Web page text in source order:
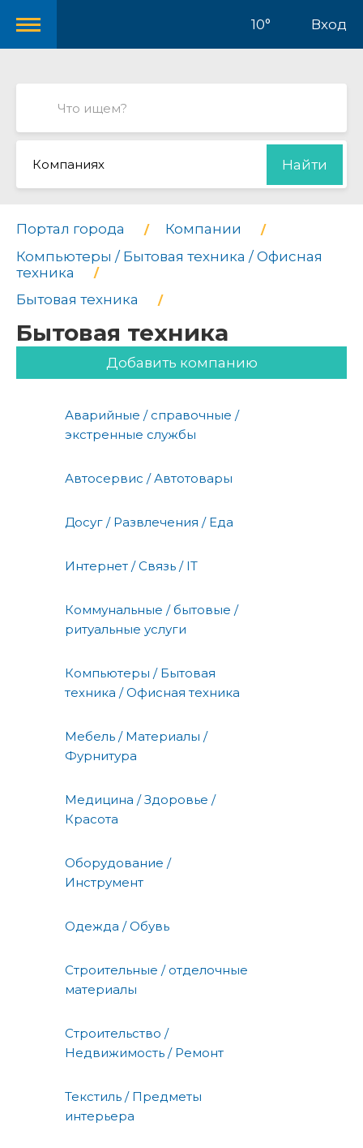
10° Вход
Компаниях Найти
Портал города
Компании
Компьютеры / Бытовая техника / Офисная
техника
Бытовая техника
Бытовая техника
Добавить компанию
Аварийные / справочные /
экстренные службы
Автосервис / Автотовары
Досуг / Развлечения / Еда
Интернет / Связь / IT
Коммунальные / бытовые /
ритуальные услуги
Компьютеры / Бытовая
техника / Офисная техника
Мебель / Материалы /
Фурнитура
Медицина / Здоровье /
Красота
Оборудование /
Инструмент
Одежда / Обувь
Строительные / отделочные
материалы
Строительство /
Недвижимость / Ремонт
Текстиль / Предметы
интерьера